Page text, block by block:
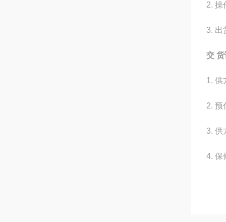
2. 操
3. 出
交
1. 供
2. 预
3. 供
4. 保